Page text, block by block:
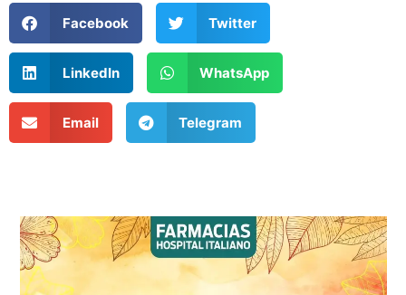
Facebook Twitter
LinkedIn WhatsApp
Email Telegram